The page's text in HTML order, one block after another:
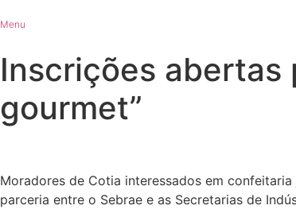
para
conteúdo
Menu
Inscrições abertas
gourmet”
Moradores de Cotia interessados em
parceria entre o Sebrae e as Secretarias de